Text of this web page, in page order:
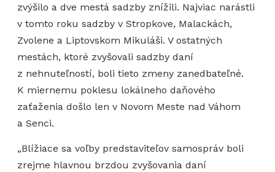
zvýšilo a dve mestá sadzby znížili. Najviac narástli
v tomto roku sadzby v Stropkove, Malackách,
Zvolene a Liptovskom Mikuláši. V ostatných
mestách, ktoré zvyšovali sadzby daní
z nehnuteľností, boli tieto zmeny zanedbateľné.
K miernemu poklesu lokálneho daňového
zaťaženia došlo len v Novom Meste nad Váhom
a Senci.
„Blížiace sa voľby predstaviteľov samospráv boli
zrejme hlavnou brzdou zvyšovania daní